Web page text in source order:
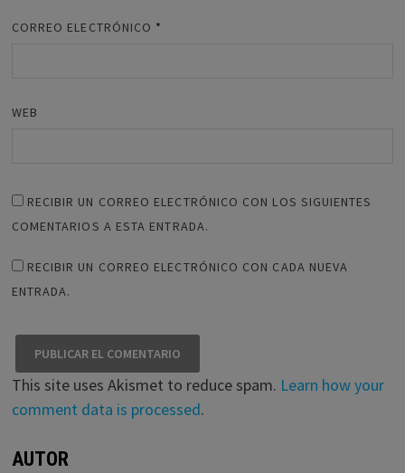
CORREO ELECTRÓNICO *
WEB
RECIBIR UN CORREO ELECTRÓNICO CON LOS SIGUIENTES
COMENTARIOS A ESTA ENTRADA.
RECIBIR UN CORREO ELECTRÓNICO CON CADA NUEVA
ENTRADA.
This site uses Akismet to reduce spam. Learn how your
comment data is processed.
AUTOR